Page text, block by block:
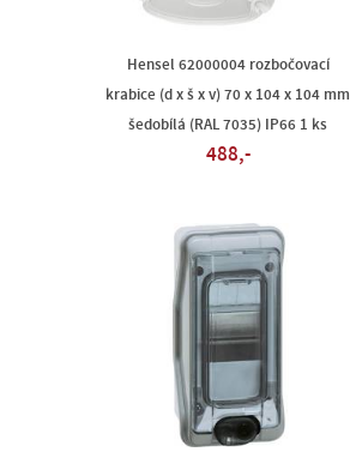
Hensel 62000004 rozbočovací
krabice (d x š x v) 70 x 104 x 104 mm
šedobílá (RAL 7035) IP66 1 ks
488,-